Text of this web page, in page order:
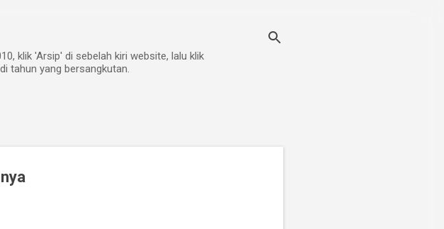
klik 'Arsip' di sebelah kiri website, lalu klik
tahun yang bersangkutan.